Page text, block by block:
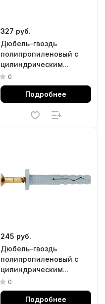
327 руб.
Дюбель-гвоздь
полипропиленовый с
цилиндрическим
бортиком 8 х 60 мм, 100
шт Сибртех
0
Подробнее
245 руб.
Дюбель-гвоздь
полипропиленовый с
цилиндрическим
бортиком 8 х 80 мм, 100
шт Сибртех
0
Подробнее